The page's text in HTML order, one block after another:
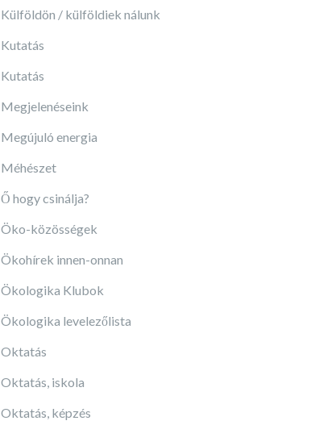
Külföldön / külföldiek nálunk
Kutatás
Kutatás
Megjelenéseink
Megújuló energia
Méhészet
Ő hogy csinálja?
Öko-közösségek
Ökohírek innen-onnan
Ökologika Klubok
Ökologika levelezőlista
Oktatás
Oktatás, iskola
Oktatás, képzés